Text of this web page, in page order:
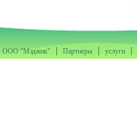
ООО "Мэджик" Партнеры услуги